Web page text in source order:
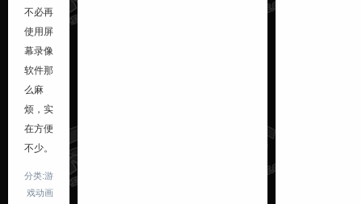
不必再
使用屏
幕录像
软件那
么麻
烦，实
在方便
不少。
分类:游
戏动画